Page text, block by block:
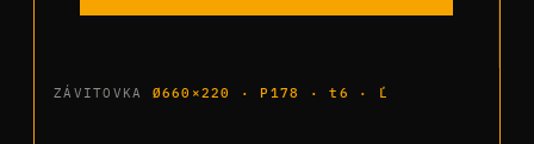
ZÁVITOVKA Ø660×220 · P178 · t6 · Ľ